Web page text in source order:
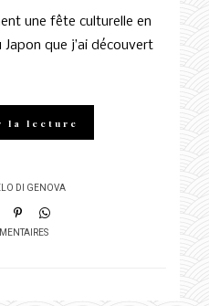
une fête culturelle en
Japon que j’ai découvert
la lecture
DI GENOVA